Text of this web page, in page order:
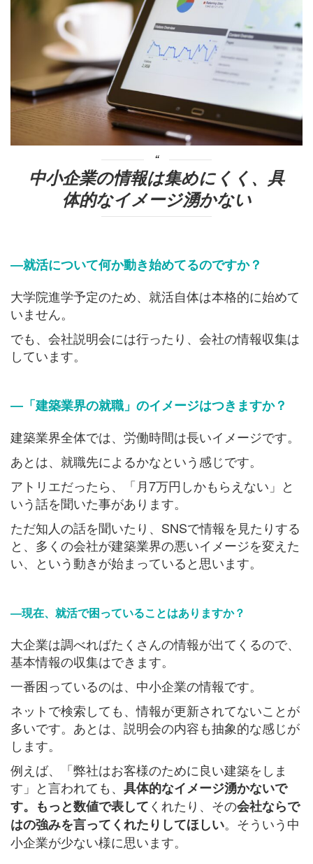
中小企業の情報は集めにくく、 具
体的なイメージ湧かない
―就活について何か動き始めてるのですか？
大学院進学予定のため、就活自体は本格的に始めて
いません。
でも、会社説明会には行ったり、会社の情報収集は
しています。
―「建築業界の就職」のイメージはつきますか？
建築業界全体では、労働時間は長いイメージです。
あとは、就職先によるかなという感じです。
アトリエだったら、「月7万円しかもらえない」と
いう話を聞いた事があります。
ただ知人の話を聞いたり、SNSで情報を見たりする
と、多くの会社が建築業界の悪いイメージを変えた
い、という動きが始まっていると思います。
―現在、就活で困っていることはありますか？
大企業は調べればたくさんの情報が出てくるので、
基本情報の収集はできます。
一番困っているのは、中小企業の情報です。
ネットで検索しても、情報が更新されてないことが
多いです。あとは、説明会の内容も抽象的な感じが
します。
例えば、「弊社はお客様のために良い建築をしま
す」と言われても、 具体的なイメージ湧かないで
す。もっと数値で表してくれたり、その会社ならで
はの強みを言ってくれたりしてほしい。そういう中
小企業が少ない様に思います。